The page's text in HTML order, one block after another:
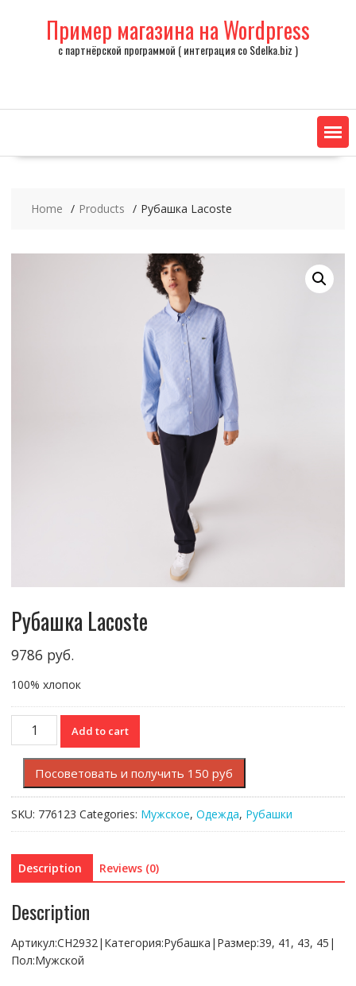
Пример магазина на Wordpress
с партнёрской программой ( интеграция со Sdelka.biz )
Home Products Рубашка Lacoste
Рубашка Lacoste
9786 руб.
100% хлопок
Рубашка
Lacoste
quantity
Add to cart
Посоветовать и получить 150 руб
SKU: 776123 Categories: Мужское, Одежда, Рубашки
Description Reviews (0)
Description
Артикул:CH2932|Категория:Рубашка|Размер:39, 41, 43, 45|
Пол:Мужской